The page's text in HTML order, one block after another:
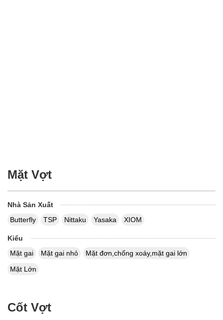
Mặt Vợt
Nhà Sản Xuất
Butterfly
TSP Nittaku Yasaka XIOM
Kiểu
Mặt gai
Mặt gai nhỏ
Mặt đơn,chống xoáy,mặt gai lớn
Mặt Lớn
Cốt Vợt